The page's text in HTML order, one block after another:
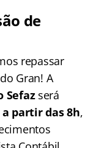
de
repassar
Gran! A
Sefazserá
a partir das 8h,